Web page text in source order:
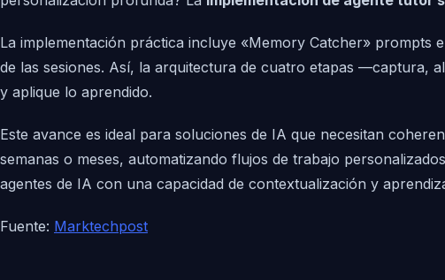
La implementación práctica incluye «Memory Catcher» prompts
de las sesiones. Así, la arquitectura de cuatro etapas —captura,
y aplique lo aprendido.
Este avance es ideal para soluciones de IA que necesitan
semanas o meses, automatizando flujos de trabajo
agentes de IA con una capacidad de contextualización y
Fuente: Marktechpost